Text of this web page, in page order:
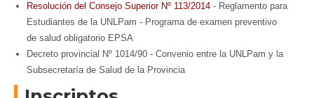
Resolución del Consejo Superior Nº 113/2014 - Reglamento para
Estudiantes de la UNLPam - Programa de examen preventivo
de salud obligatorio EPSA
Decreto provincial Nº 1014/90 - Convenio entre la UNLPam y la
Subsecretaría de Salud de la Provincia